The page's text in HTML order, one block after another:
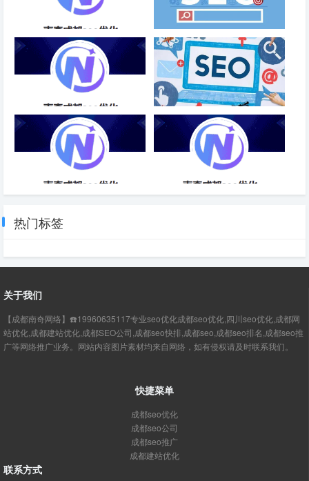
SEO适合女生的优化方法-成都
SEO
特定网站加弹窗访问，需要注意
哪些SEO处理细节？
SEO关键词优化供应商 网站文字排版要注意什么?
热门标签
关于我们
【成都南奇网络】☎️19960635117专业seo优化成都seo优化,四川seo优化,成都网
站优化,成都建站优化,成都SEO公司,成都seo快排,成都seo,成都seo排名,成都seo推
广等网络推广业务。网站内容图片素材均来自网络，如有侵权请及时联系我们。
快捷菜单
成都seo优化
成都seo公司
成都seo推广
成都建站优化
联系方式